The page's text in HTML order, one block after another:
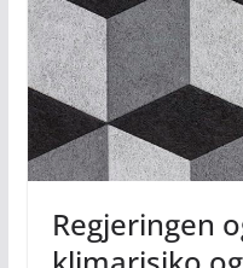
Regjeringen